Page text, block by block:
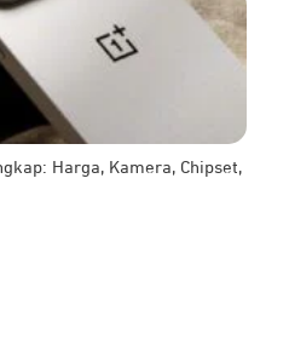
Harga, Kamera, Chipset,